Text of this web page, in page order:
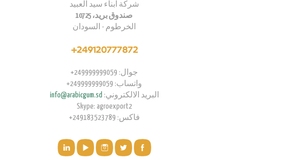
شركة ابناء سيد العبيد
صندوق بريد، 10725
الخرطوم - السودان
249120777872+
جوال: 249999999059+
واتساب: 249999999059+
البريد الالكتروني: info@arabicgum.sd
Skype: agroexport2
فاكس: 249183523789+